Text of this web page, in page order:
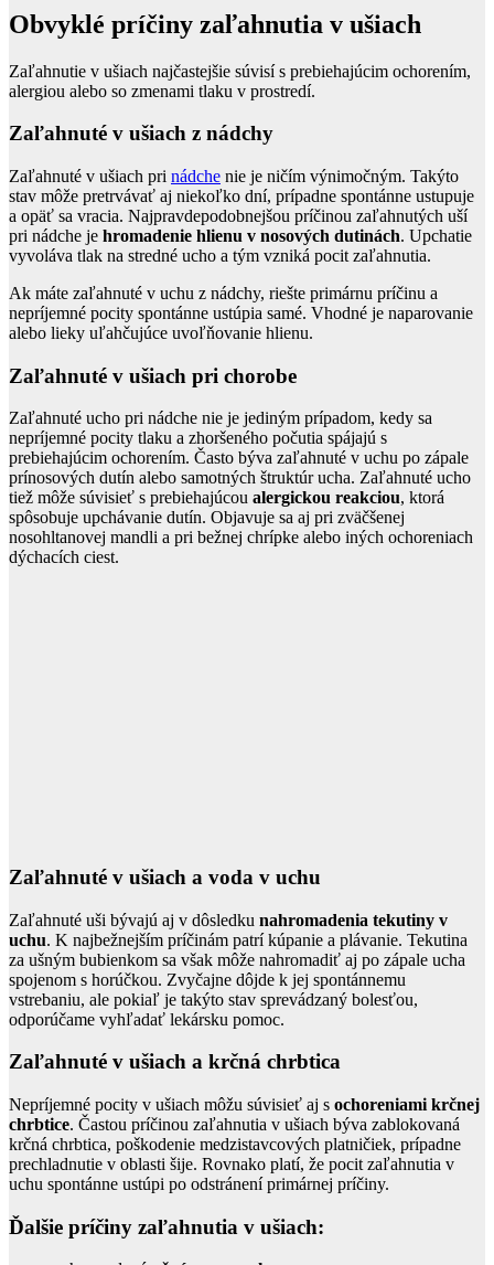
Obvyklé príčiny zaľahnutia v ušiach
Zaľahnutie v ušiach najčastejšie súvisí s prebiehajúcim ochorením,
alergiou alebo so zmenami tlaku v prostredí.
Zaľahnuté v ušiach z nádchy
Zaľahnuté v ušiach pri nádche nie je ničím výnimočným. Takýto
stav môže pretrvávať aj niekoľko dní, prípadne spontánne ustupuje
a opäť sa vracia. Najpravdepodobnejšou príčinou zaľahnutých uší
pri nádche je hromadenie hlienu v nosových dutinách. Upchatie
vyvoláva tlak na stredné ucho a tým vzniká pocit zaľahnutia.
Ak máte zaľahnuté v uchu z nádchy, riešte primárnu príčinu a
nepríjemné pocity spontánne ustúpia samé. Vhodné je naparovanie
alebo lieky uľahčujúce uvoľňovanie hlienu.
Zaľahnuté v ušiach pri chorobe
Zaľahnuté ucho pri nádche nie je jediným prípadom, kedy sa
nepríjemné pocity tlaku a zhoršeného počutia spájajú s
prebiehajúcim ochorením. Často býva zaľahnuté v uchu po zápale
prínosových dutín alebo samotných štruktúr ucha. Zaľahnuté ucho
tiež môže súvisieť s prebiehajúcou alergickou reakciou, ktorá
spôsobuje upchávanie dutín. Objavuje sa aj pri zväčšenej
nosohltanovej mandli a pri bežnej chrípke alebo iných ochoreniach
dýchacích ciest.
Zaľahnuté v ušiach a voda v uchu
Zaľahnuté uši bývajú aj v dôsledku nahromadenia tekutiny v
uchu. K najbežnejším príčinám patrí kúpanie a plávanie. Tekutina
za ušným bubienkom sa však môže nahromadiť aj po zápale ucha
spojenom s horúčkou. Zvyčajne dôjde k jej spontánnemu
vstrebaniu, ale pokiaľ je takýto stav sprevádzaný bolesťou,
odporúčame vyhľadať lekársku pomoc.
Zaľahnuté v ušiach a krčná chrbtica
Nepríjemné pocity v ušiach môžu súvisieť aj s ochoreniami krčnej
chrbtice. Častou príčinou zaľahnutia v ušiach býva zablokovaná
krčná chrbtica, poškodenie medzistavcových platničiek, prípadne
prechladnutie v oblasti šije. Rovnako platí, že pocit zaľahnutia v
uchu spontánne ustúpi po odstránení primárnej príčiny.
Ďalšie príčiny zaľahnutia v ušiach: